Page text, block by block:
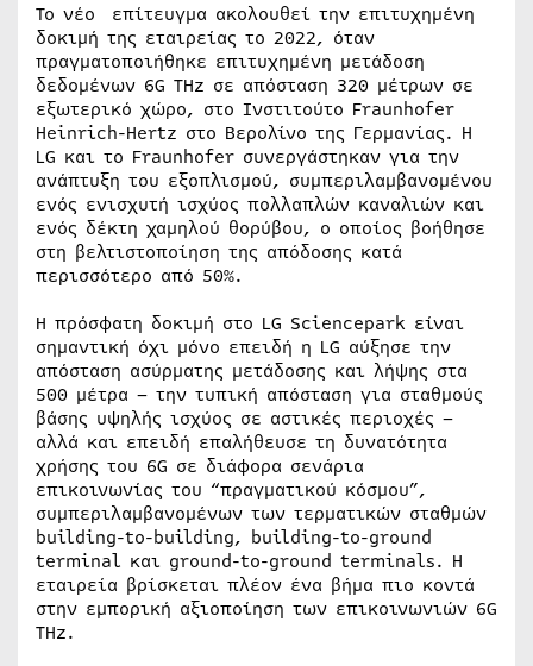
Το νέο επίτευγμα ακολουθεί την επιτυχημένη
δοκιμή της εταιρείας το 2022, όταν
πραγματοποιήθηκε επιτυχημένη μετάδοση
δεδομένων 6G THz σε απόσταση 320 μέτρων σε
εξωτερικό χώρο, στο Ινστιτούτο Fraunhofer
Heinrich-Hertz στο Βερολίνο της Γερμανίας. Η
LG και το Fraunhofer συνεργάστηκαν για την
ανάπτυξη του εξοπλισμού, συμπεριλαμβανομένου
ενός ενισχυτή ισχύος πολλαπλών καναλιών και
ενός δέκτη χαμηλού θορύβου, ο οποίος βοήθησε
στη βελτιστοποίηση της απόδοσης κατά
περισσότερο από 50%.
Η πρόσφατη δοκιμή στο LG Sciencepark είναι
σημαντική όχι μόνο επειδή η LG αύξησε την
απόσταση ασύρματης μετάδοσης και λήψης στα
500 μέτρα – την τυπική απόσταση για σταθμούς
βάσης υψηλής ισχύος σε αστικές περιοχές –
αλλά και επειδή επαλήθευσε τη δυνατότητα
χρήσης του 6G σε διάφορα σενάρια
επικοινωνίας του “πραγματικού κόσμου”,
συμπεριλαμβανομένων των τερματικών σταθμών
building-to-building, building-to-ground
terminal και ground-to-ground terminals. Η
εταιρεία βρίσκεται πλέον ένα βήμα πιο κοντά
στην εμπορική αξιοποίηση των επικοινωνιών 6G
THz.